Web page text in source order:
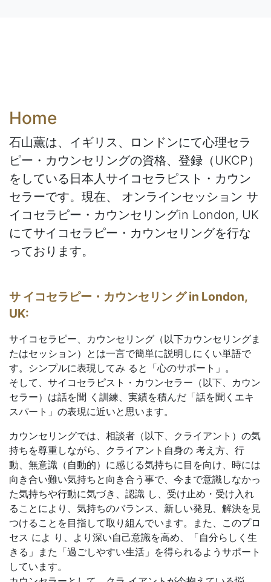
Home
石山薫は、イギリス、ロンドンにて心理セラ
ピー・カウンセリングの資格、登録（UKCP）
をしている日本人サイコセラピスト・カウン
セラーです。現在、 オンラインセッション サ
イコセラピー・カウンセリングin London, UK
にてサイコセラピー・カウンセリングを行な
っております。
サ イコセラピー・カウンセリン グ in London,
UK:
サイコセラピー、カウンセリング（以下カウンセリングま
たはセッション）とは一言で簡単に説明しにくい単語で
す。シンプルに表現してみ ると「心のサポート」。
そして、サイコセラピスト・カウンセラー（以下、カウン
セラー）は話を聞 く訓練、実績を積んだ「話を聞くエキ
スパート」の表現に近いと思います。
カウンセリングでは、相談者（以下、クライアント）の気
持ちを尊重しながら、クライアント自身の 考え方、行
動、無意識（自動的）に感じる気持ちに目を向け、時には
向き合い難い気持ちと向き合う事で、今まで意識しなかっ
た気持ちや行動に気づき、認識 し、受け止め・受け入れ
ることにより、気持ちのバランス、新しい発見、解決を見
つけることを目指して取り組んでいます。また、このプロ
セス によ り、より深い自己意識を高め、「自分らしく生
きる」また「過ごしやすい生活」を得られるようサポート
しています。